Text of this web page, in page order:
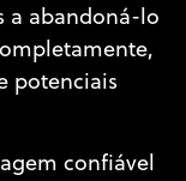
a abandoná-lo
potenciais
confiável